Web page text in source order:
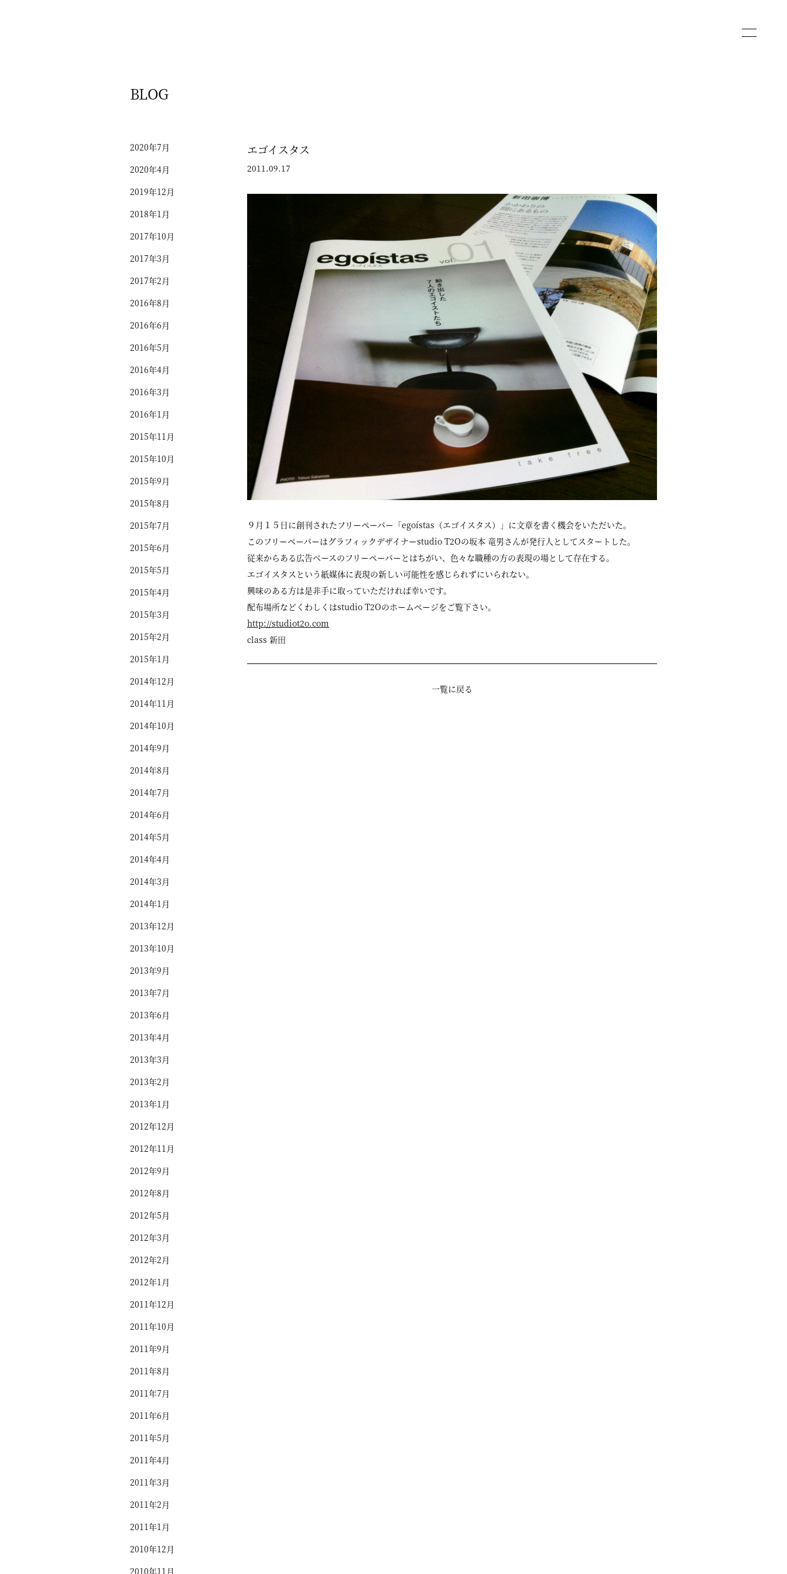
BLOG
2020年7月
2020年4月
2019年12月
2018年1月
2017年10月
2017年3月
2017年2月
2016年8月
2016年6月
2016年5月
2016年4月
2016年3月
2016年1月
2015年11月
2015年10月
2015年9月
2015年8月
2015年7月
2015年6月
2015年5月
2015年4月
2015年3月
2015年2月
2015年1月
2014年12月
2014年11月
2014年10月
2014年9月
2014年8月
2014年7月
2014年6月
2014年5月
2014年4月
2014年3月
2014年1月
2013年12月
2013年10月
2013年9月
2013年7月
2013年6月
2013年4月
2013年3月
2013年2月
2013年1月
2012年12月
2012年11月
2012年9月
2012年8月
2012年5月
2012年3月
2012年2月
2012年1月
2011年12月
2011年10月
2011年9月
2011年8月
2011年7月
2011年6月
2011年5月
2011年4月
2011年3月
2011年2月
2011年1月
2010年12月
2010年11月
エゴイスタス
2011.09.17
９月１５日に創刊されたフリーペーパー「egoístas（エゴイスタス）」に文章を書く機会をいただいた。
このフリーペーパーはグラフィックデザイナーstudio T2Oの坂本 竜男さんが発行人としてスタートした。
従来からある広告ベースのフリーペーパーとはちがい、色々な職種の方の表現の場として存在する。
エゴイスタスという紙媒体に表現の新しい可能性を感じられずにいられない。
興味のある方は是非手に取っていただければ幸いです。
配布場所などくわしくはstudio T2Oのホームページをご覧下さい。
http://studiot2o.com
class 新田
一覧に戻る